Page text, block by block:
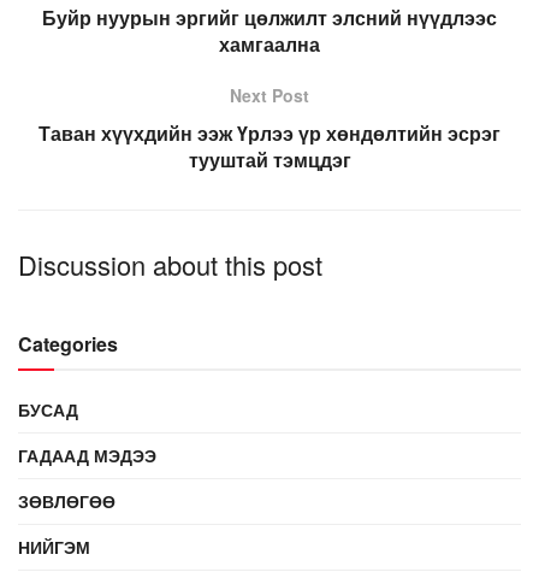
Буйр нуурын эргийг цөлжилт элсний нүүдлээс
хамгаална
Next Post
Таван хүүхдийн ээж Үрлээ үр хөндөлтийн эсрэг
тууштай тэмцдэг
Discussion about this post
Categories
БУСАД
ГАДААД МЭДЭЭ
ЗӨВЛӨГӨӨ
НИЙГЭМ